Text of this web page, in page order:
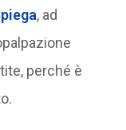
, ad
perché è